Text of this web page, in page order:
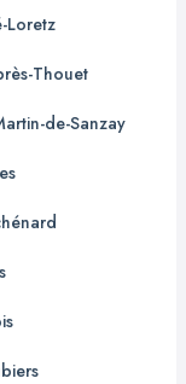
Loretz
Thouet
de-Sanzay